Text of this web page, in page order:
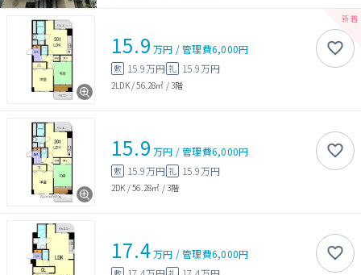
15.9 万円 /管理費6,000円
敷 15.9万円 礼 15.9万円
2LDK/56.28㎡ /3階
15.9 万円 /管理費6,000円
敷 15.9万円 礼 15.9万円
2DK /56.28㎡ /3階
17.4万円 /管理費6,000円
敷 礼